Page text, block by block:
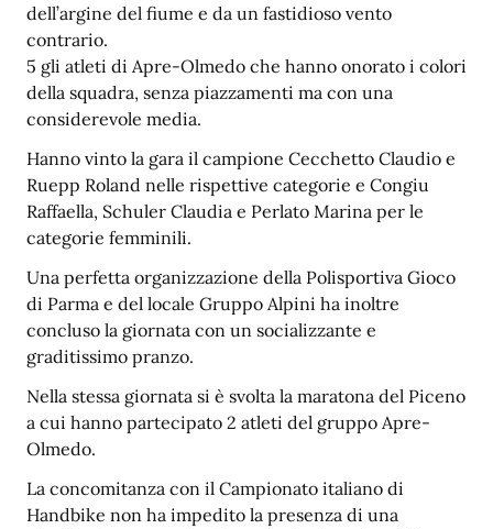
dell’argine del fiume e da un fastidioso vento
contrario.
5 gli atleti di Apre-Olmedo che hanno onorato i colori
della squadra, senza piazzamenti ma con una
considerevole media.
Hanno vinto la gara il campione Cecchetto Claudio e
Ruepp Roland nelle rispettive categorie e Congiu
Raffaella, Schuler Claudia e Perlato Marina per le
categorie femminili.
Una perfetta organizzazione della Polisportiva Gioco
di Parma e del locale Gruppo Alpini ha inoltre
concluso la giornata con un socializzante e
graditissimo pranzo.
Nella stessa giornata si è svolta la maratona del Piceno
a cui hanno partecipato 2 atleti del gruppo Apre-
Olmedo.
La concomitanza con il Campionato italiano di
Handbike non ha impedito la presenza di una